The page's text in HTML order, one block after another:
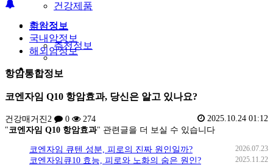
건강제품
추천정보
추천정보
항암정보
국내암정보
해외암정보
항암통합정보
코엔자임 Q10 항암효과, 당신은 알고 있나요?
건강매거진2 0 274
2025.10.24 01:12
" 코엔자임 Q10 항암효과" 관련글을 더 보실 수 있습니다
2026.07.23
코엔자임 큐텐 성분, 피로의 진짜 원인일까?
2025.11.22
코엔자임큐10 효능, 피로와 노화의 숨은 원인?